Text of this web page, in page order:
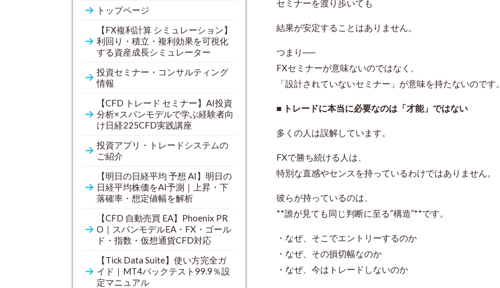
セミナーを渡り歩いても
結果が安定することはありません。
つまり──
FXセミナーが意味ないのではなく、
「設計されていないセミナー」が意味を持たないのです。
■ トレードに本当に必要なのは「才能」ではない
多くの人は誤解しています。
FXで勝ち続ける人は、
特別な直感やセンスを持っているわけではありません。
彼らが持っているのは、
**誰が見ても同じ判断に至る“構造”**です。
・なぜ、そこでエントリーするのか
・なぜ、その損切幅なのか
・なぜ、今はトレードしないのか
トップページ
【FX複利計算 シミュレーション】
利回り・積立・複利効果を可視化
する資産成長シミュレーター
投資セミナー・コンサルティング
情報
【CFD トレード セミナー】AI投資
分析×スパンモデルで学ぶ経験者向
け日経225CFD実践講座
投資アプリ・トレードシステムの
ご紹介
【明日の日経平均 予想 AI】明日の
日経平均株価をAI予測｜上昇・下
落確率・想定値幅を解析
【CFD 自動売買 EA】Phoenix PR
O｜スパンモデルEA・FX・ゴール
ド・指数・仮想通貨CFD対応
【Tick Data Suite】使い方完全ガ
イド｜MT4バックテスト99.9％設
定マニュアル